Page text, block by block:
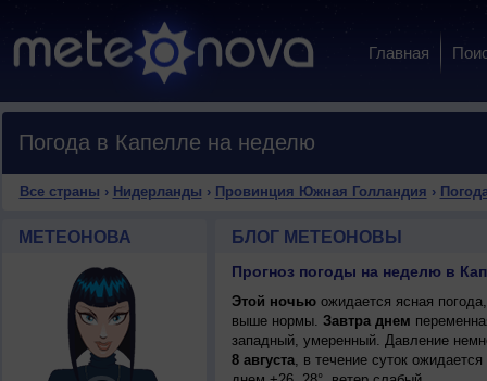
Главная
Погода в Капелле на неделю
Все страны › Нидерланды › Провинция Южная Голландия ›
МЕТЕОНОВА БЛОГ МЕТЕОНОВЫ
Этой ночьюожидается ясная
выше нормы. Завтра днем
западный, умеренный. Давление
8 августа, в течение суток